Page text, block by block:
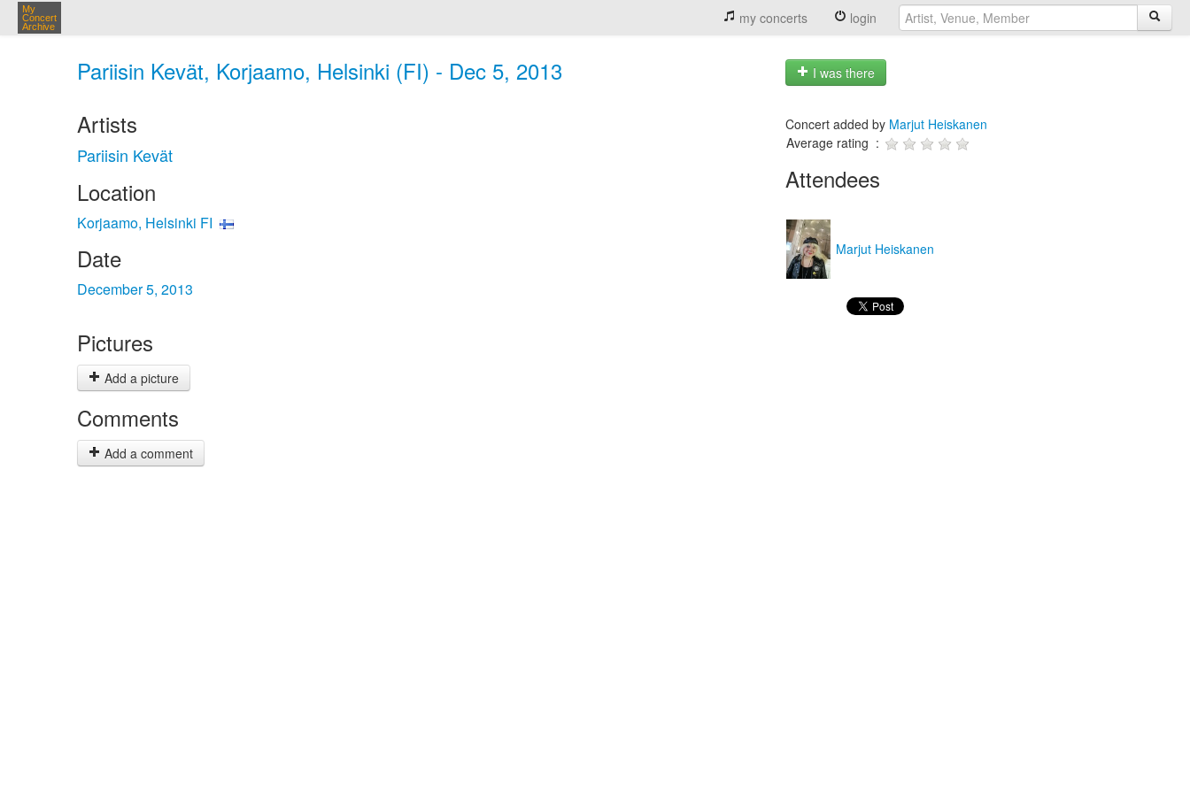
My
Concert
Archive
my concerts login
Pariisin Kevät, Korjaamo, Helsinki (FI) - Dec 5, 2013 I was there
Artists
Pariisin Kevät
Location
Korjaamo, Helsinki FI
Date
December 5, 2013
Pictures
Add a picture
Comments
Add a comment
Concert added by Marjut Heiskanen
Average rating :
Attendees
Marjut Heiskanen